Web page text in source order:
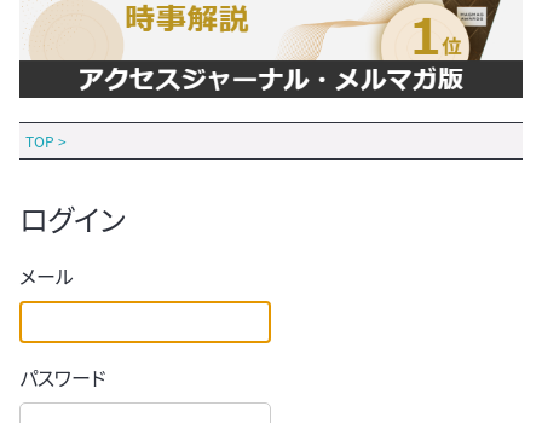
TOP >
ログイン
メール
パスワード